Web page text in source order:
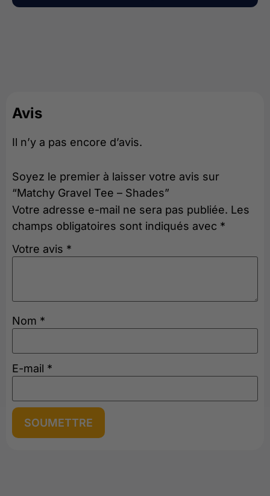
Avis
Il n’y a pas encore d’avis.
Soyez le premier à laisser votre avis sur
“Matchy Gravel Tee – Shades”
Votre adresse e-mail ne sera pas publiée. Les
champs obligatoires sont indiqués avec *
Votre avis *
Nom *
E-mail *